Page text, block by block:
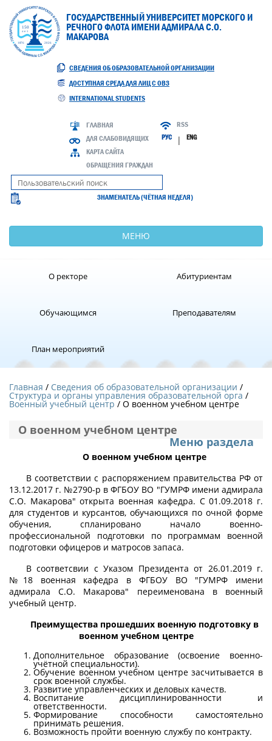
ГОСУДАРСТВЕННЫЙ УНИВЕРСИТЕТ МОРСКОГО И
РЕЧНОГО ФЛОТА ИМЕНИ АДМИРАЛА С.О.
МАКАРОВА
СВЕДЕНИЯ ОБ ОБРАЗОВАТЕЛЬНОЙ ОРГАНИЗАЦИИ
ДОСТУПНАЯ СРЕДА ДЛЯ ЛИЦ С ОВЗ
INTERNATIONAL STUDENTS
ГЛАВНАЯ
ДЛЯ СЛАБОВИДЯЩИХ
КАРТА САЙТА
ОБРАЩЕНИЯ ГРАЖДАН
RSS
РУС | ENG
ЗНАМЕНАТЕЛЬ (ЧЁТНАЯ НЕДЕЛЯ)
МЕНЮ
О ректоре Абитуриентам
Обучающимся Преподавателям
План мероприятий
Главная Сведения об образовательной организации
Структура и органы управления образовательной орга
Военный учебный центр / О военном учебном центре
О военном учебном центре
Меню раздела
О военном учебном центре
В соответствии с распоряжением правительства РФ от
13.12.2017 г. №2790-р в ФГБОУ ВО "ГУМРФ имени адмирала
С.О. Макарова" открыта военная кафедра. С 01.09.2018 г.
для студентов и курсантов, обучающихся по очной форме
обучения, спланировано начало военно-
профессиональной подготовки по программам военной
подготовки офицеров и матросов запаса.
В соответсвии с Указом Президента от 26.01.2019 г.
№18 военная кафедра в ФГБОУ ВО "ГУМРФ имени
адмирала С.О. Макарова" переименована в военный
учебный центр.
Преимущества прошедших военную подготовку в
военном учебном центре
Дополнительное образование (освоение военно-
учётной специальности).
Обучение военном учебном центре засчитывается в
срок военной службы.
Развитие управленческих и деловых качеств.
Воспитание дисциплинированности и
ответственности.
Формирование способности самостоятельно
принимать решения.
Возможность пройти военную службу по контракту.